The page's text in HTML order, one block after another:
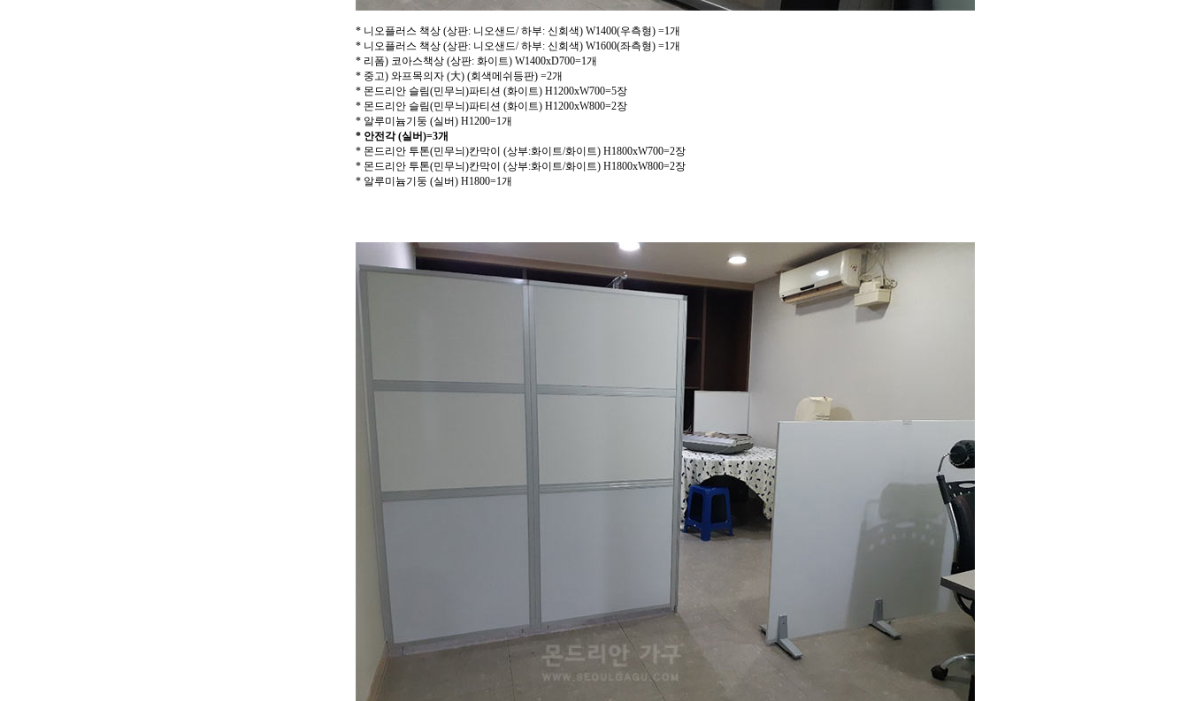
* 니오플러스 책상 (상판: 니오샌드/ 하부: 신회색) W1400(우측형) =1개
* 니오플러스 책상 (상판: 니오샌드/ 하부: 신회색) W1600(좌측형) =1개
* 리폼) 코아스책상 (상판: 화이트) W1400xD700=1개
* 중고) 와프목의자 (大) (회색메쉬등판) =2개
* 몬드리안 슬림(민무늬)파티션 (화이트) H1200xW700=5장
* 몬드리안 슬림(민무늬)파티션 (화이트) H1200xW800=2장
* 알루미늄기둥 (실버) H1200=1개
* 안전각 (실버)=3개
* 몬드리안 투톤(민무늬)칸막이 (상부:화이트/화이트) H1800xW700=2장
* 몬드리안 투톤(민무늬)칸막이 (상부:화이트/화이트) H1800xW800=2장
* 알루미늄기둥 (실버) H1800=1개